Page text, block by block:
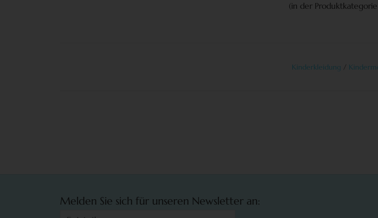
(in der Produktkategorie
Kinderkleidung
Melden Sie sich für unseren Newsletter an: